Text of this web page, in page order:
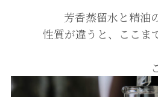
芳香蒸留水と精油
性質が違うと、ここま